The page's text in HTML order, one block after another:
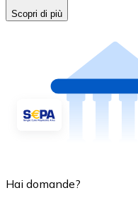
Scopri di più
Hai domande?